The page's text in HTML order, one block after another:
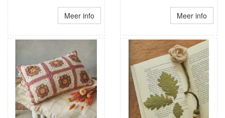
Meer info Meer info